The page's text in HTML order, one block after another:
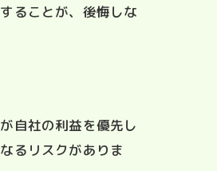
ることが、後悔しな
自社の利益を優先し
るリスクがありま